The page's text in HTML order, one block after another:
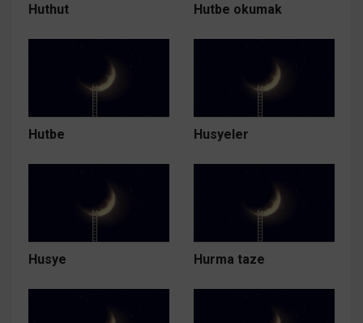
Huthut Hutbe okumak
Hutbe Husyeler
Husye Hurma taze